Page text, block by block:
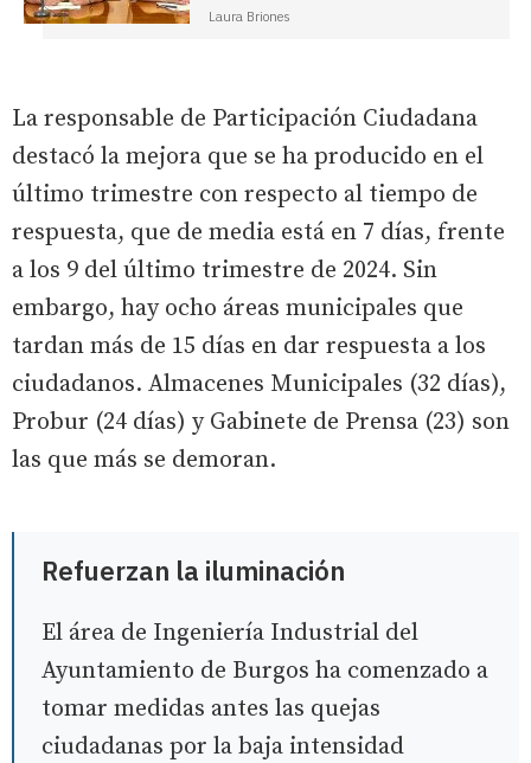
Laura Briones
La responsable de Participación Ciudadana
destacó la mejora que se ha producido en el
último trimestre con respecto al tiempo de
respuesta, que de media está en 7 días, frente
a los 9 del último trimestre de 2024. Sin
embargo, hay ocho áreas municipales que
tardan más de 15 días en dar respuesta a los
ciudadanos. Almacenes Municipales (32 días),
Probur (24 días) y Gabinete de Prensa (23) son
las que más se demoran.
Refuerzan la iluminación
El área de Ingeniería Industrial del
Ayuntamiento de Burgos ha comenzado a
tomar medidas antes las quejas
ciudadanas por la baja intensidad